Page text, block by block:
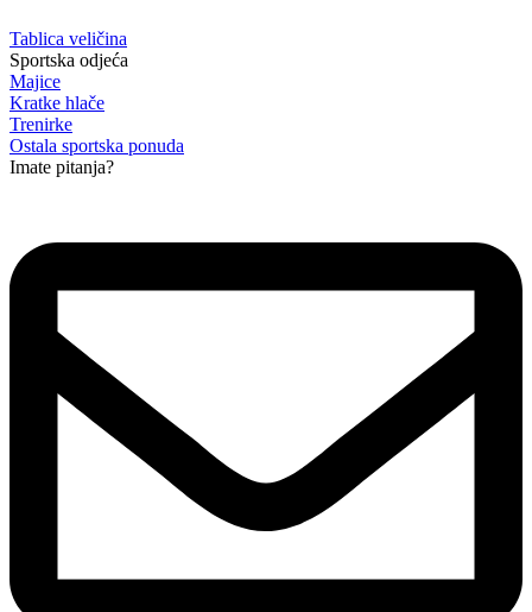
Tablica veličina
Sportska odjeća
Majice
Kratke hlače
Trenirke
Ostala sportska ponuda
Imate pitanja?